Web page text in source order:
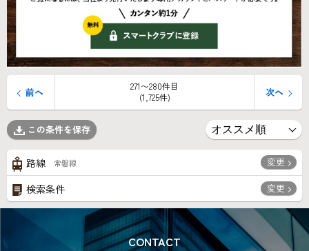
271〜280件目
(1,725件)
前へ 次へ
この条件を保存
路線 常磐線 変更
検索条件 変更
CONTACT